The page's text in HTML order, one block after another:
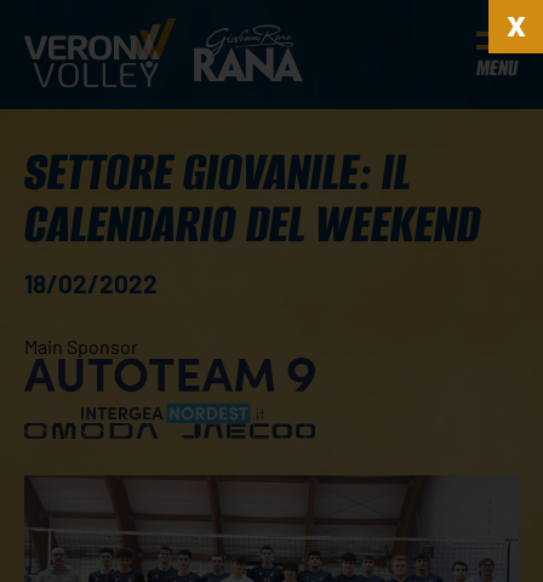
MENU
SETTORE GIOVANILE: IL
CALENDARIO DEL WEEKEND
18/02/2022
Main Sponsor